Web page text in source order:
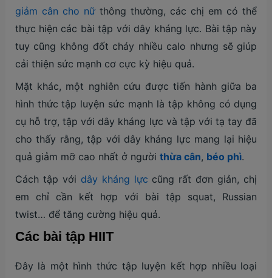
giảm cân cho nữthông thường, các chị em có thể
thực hiện các bài tập với dây kháng lực. Bài tập này
tuy cũng không đốt cháy nhiều calo nhưng sẽ giúp
cải thiện sức mạnh cơ cực kỳ hiệu quả.
Mặt khác, một nghiên cứu được tiến hành giữa ba
hình thức tập luyện sức mạnh là tập không có dụng
cụ hỗ trợ, tập với dây kháng lực và tập với tạ tay đã
cho thấy rằng, tập với dây kháng lực mang lại hiệu
quả giảm mỡ cao nhất ở người thừa cân, béo phì.
Cách tập với dây kháng lực cũng rất đơn giản, chị
em chỉ cần kết hợp với bài tập squat, Russian
twist… để tăng cường hiệu quả.
Các bài tập HIIT
Đây là một hình thức tập luyện kết hợp nhiều loại